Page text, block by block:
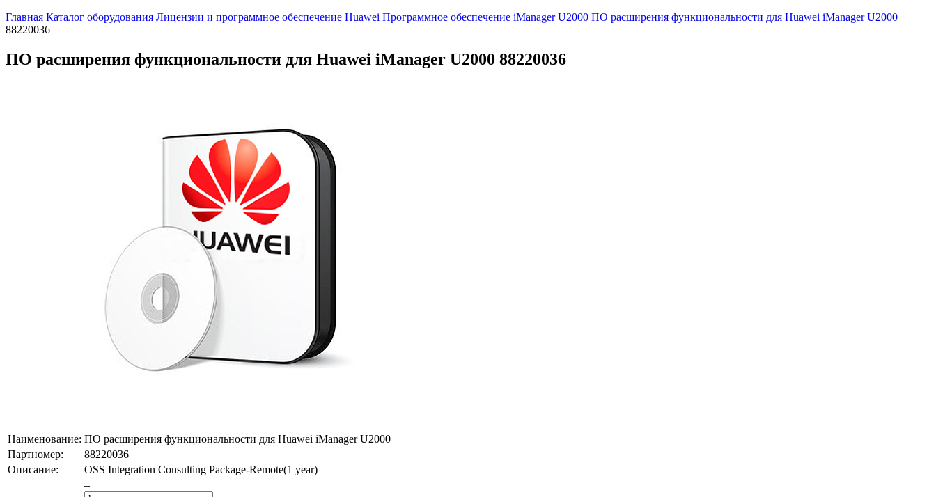
Главная Каталог оборудования Лицензии и программное обеспечение Huawei Программное обеспечение iManager U2000 ПО расширения функциональности для Huawei iManager U2000
88220036
ПО расширения функциональности для Huawei iManager U2000 88220036
Наименование: ПО расширения функциональности для Huawei iManager U2000
Партномер:
88220036
Описание:
OSS Integration Consulting Package-Remote(1 year)
–